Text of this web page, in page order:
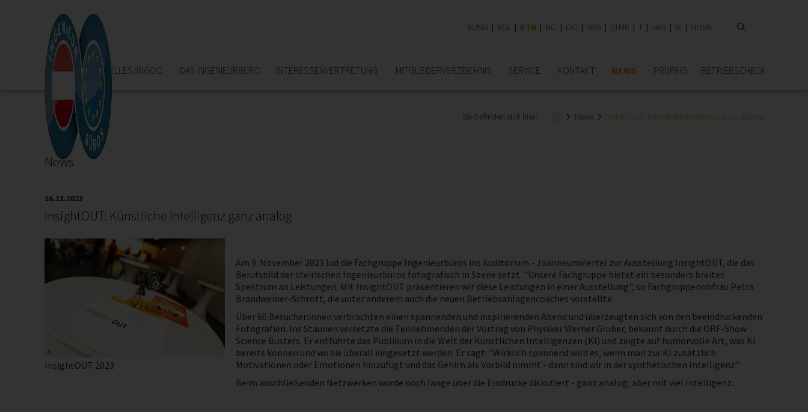
BUND BGL KTN NÖ OÖ SBG STMK T VBG W HOME
HOME AKTUELLES/INGOO DAS INGENIEURBÜRO INTERESSEN­VERTRETUNG MITGLIEDER­VERZEICHNIS SERVICE KONTAKT NEWS PRÜFING BETRIEBSCHECK
Sie befinden sich hier: News InsightOUT: Künstliche Intelligenz ganz analog
News
16.11.2023
InsightOUT: Künstliche Intelligenz ganz analog
InsightOUT 2023
Am 9. November 2023 lud die Fachgruppe Ingenieurbüros ins Auditorium - Joanneumviertel zur Ausstellung InsightOUT, die das
Berufsbild der steirischen Ingenieurbüros fotografisch in Szene setzt. "Unsere Fachgruppe bietet ein besonders breites
Spektrum an Leistungen. Mit InsightOUT präsentieren wir diese Leistungen in einer Ausstellung", so Fachgruppenobfrau Petra
Brandweiner-Schrott, die unter anderem auch die neuen Betriebsanlagencoaches vorstellte.
Über 60 Besucher:innen verbrachten einen spannenden und inspirierenden Abend und überzeugten sich von den beeindruckenden
Fotografien. Ins Staunen versetzte die Teilnehmenden der Vortrag von Physiker Werner Gruber, bekannt durch die ORF-Show
Science Busters. Er entführte das Publikum in die Welt der Künstlichen Intelligenzen (KI) und zeigte auf humorvolle Art, was KI
bereits können und wo sie überall eingesetzt werden. Er sagt: "Wirklich spannend wird es, wenn man zur KI zusätzlich
Motivationen oder Emotionen hinzufügt und das Gehirn als Vorbild nimmt - dann sind wir in der synthetischen Intelligenz."
Beim anschließenden Netzwerken wurde noch lange über die Eindrücke diskutiert - ganz analog, aber mit viel Intelligenz.